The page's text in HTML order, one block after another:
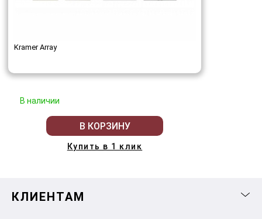
Kramer Array
В наличии
В КОРЗИНУ
Купить в 1 клик
КЛИЕНТАМ